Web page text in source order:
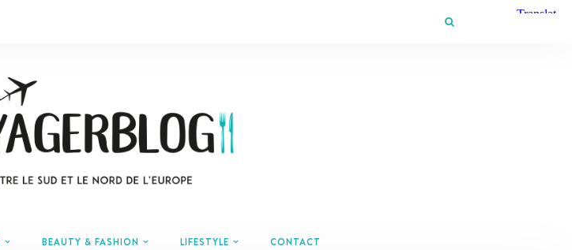
BEAUTY & FASHION LIFESTYLE CONTACT